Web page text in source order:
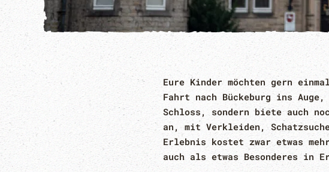
Eure Kinder möchten gern
Fahrt nach Bückeburg ins
Schloss, sondern biete auch
an, mit Verkleiden,
Erlebnis kostet zwar etwas
auch als etwas Besonderes in